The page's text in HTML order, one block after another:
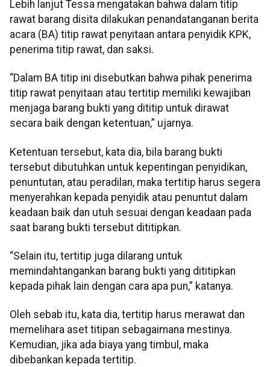
Lebih lanjut Tessa mengatakan bahwa dalam titip
rawat barang disita dilakukan penandatanganan berita
acara (BA) titip rawat penyitaan antara penyidik KPK,
penerima titip rawat, dan saksi.
“Dalam BA titip ini disebutkan bahwa pihak penerima
titip rawat penyitaan atau tertitip memiliki kewajiban
menjaga barang bukti yang dititip untuk dirawat
secara baik dengan ketentuan,” ujarnya.
Ketentuan tersebut, kata dia, bila barang bukti
tersebut dibutuhkan untuk kepentingan penyidikan,
penuntutan, atau peradilan, maka tertitip harus segera
menyerahkan kepada penyidik atau penuntut dalam
keadaan baik dan utuh sesuai dengan keadaan pada
saat barang bukti tersebut dititipkan.
“Selain itu, tertitip juga dilarang untuk
memindahtangankan barang bukti yang dititipkan
kepada pihak lain dengan cara apa pun,” katanya.
Oleh sebab itu, kata dia, tertitip harus merawat dan
memelihara aset titipan sebagaimana mestinya.
Kemudian, jika ada biaya yang timbul, maka
dibebankan kepada tertitip.